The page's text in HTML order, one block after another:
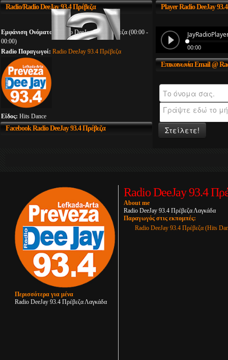
Radio/RadioDeeJay 93.4 Πρέβεζα
Εμφάνιση Ονόματος:
Radio DeeJay 93.4 Πρέβεζα (00:00 -
00:00)
Radio Παραγωγοί: Radio DeeJay 93.4 Πρέβεζα
Είδος: Hits Dance
FacebookRadio DeeJay 93.4 Πρέβεζα
PlayerRadio DeeJay
ΕπικοινωνίαEmail @
Στείλετε!
Περισσότερα για μένα
Radio DeeJay 93.4 Πρέβεζα Λαγκάδα
Radio DeeJay 93.4
About me
Radio DeeJay 93.4 Πρέβεζα Λαγκάδα
Παραγωγός στις εκπομπές:
Radio DeeJay 93.4 Πρέβεζα (Hits